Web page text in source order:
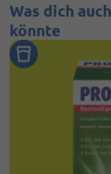
Was dich
könnte